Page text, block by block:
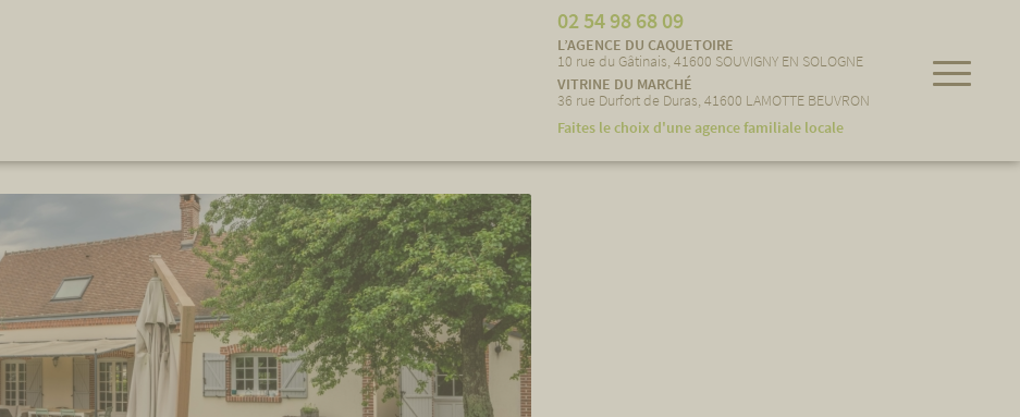
02 54 98 68 09
L’AGENCE DU CAQUETOIRE
10 rue du Gâtinais, 41600 SOUVIGNY EN SOLOGNE
VITRINE DU MARCHÉ
36 rue Durfort de Duras, 41600 LAMOTTE BEUVRON
Faites le choix d'une agence familiale locale